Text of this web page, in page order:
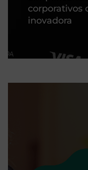
corporativos
inovadora